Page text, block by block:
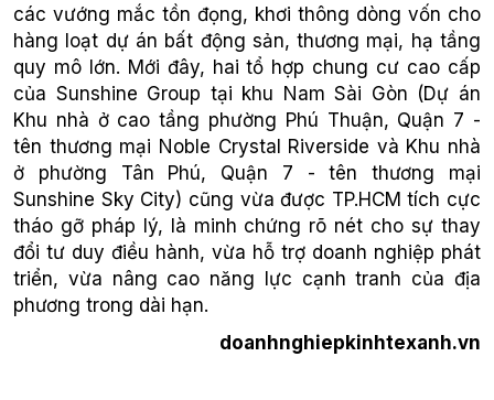
các vướng mắc tồn đọng, khơi thông dòng vốn cho
hàng loạt dự án bất động sản, thương mại, hạ tầng
quy mô lớn. Mới đây, hai tổ hợp chung cư cao cấp
của Sunshine Group tại khu Nam Sài Gòn (Dự án
Khu nhà ở cao tầng phường Phú Thuận, Quận 7 -
tên thương mại Noble Crystal Riverside và Khu nhà
ở phường Tân Phú, Quận 7 - tên thương mại
Sunshine Sky City) cũng vừa được TP.HCM tích cực
tháo gỡ pháp lý, là minh chứng rõ nét cho sự thay
đổi tư duy điều hành, vừa hỗ trợ doanh nghiệp phát
triển, vừa nâng cao năng lực cạnh tranh của địa
phương trong dài hạn.
doanhnghiepkinhtexanh.vn